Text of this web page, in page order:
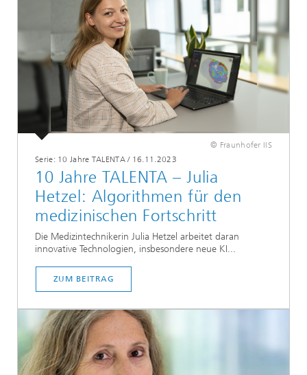
© Fraunhofer IIS
Serie: 10 Jahre TALENTA/ 16.11.2023
10 Jahre TALENTA – Julia
Hetzel: Algorithmen für den
medizinischen Fortschritt
Die Medizintechnikerin Julia Hetzel arbeitet daran
innovative Technologien, insbesondere neue KI...
ZUM BEITRAG